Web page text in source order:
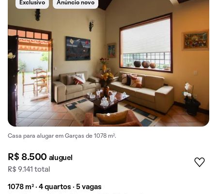
Exclusivo Anúncio novo
Casa para alugar em Garças de 1078 m².
R$ 8.500 aluguel
R$ 9.141 total
1078 m² · 4 quartos · 5 vagas